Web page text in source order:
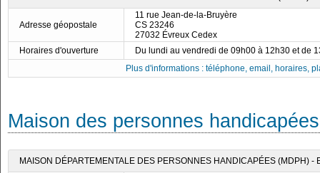
Adresse géopostale
11 rue Jean-de-la-Bruyère
CS 23246
27032 Évreux Cedex
Horaires d'ouverture
Du lundi au vendredi de 09h00 à 12h30 et de
Plus d'informations : téléphone, email, horaires,
Maison des personnes
MAISON DÉPARTEMENTALE DES PERSONNES HANDICAPÉES (MDPH) -